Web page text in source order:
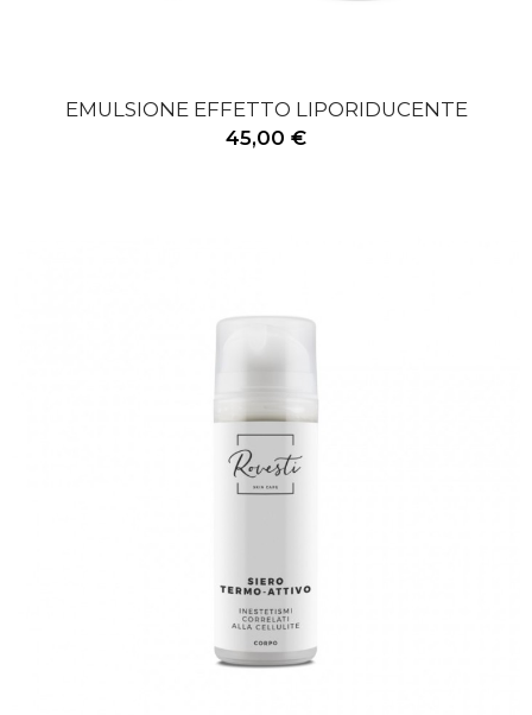
EMULSIONE EFFETTO LIPORIDUCENTE
45,00 €